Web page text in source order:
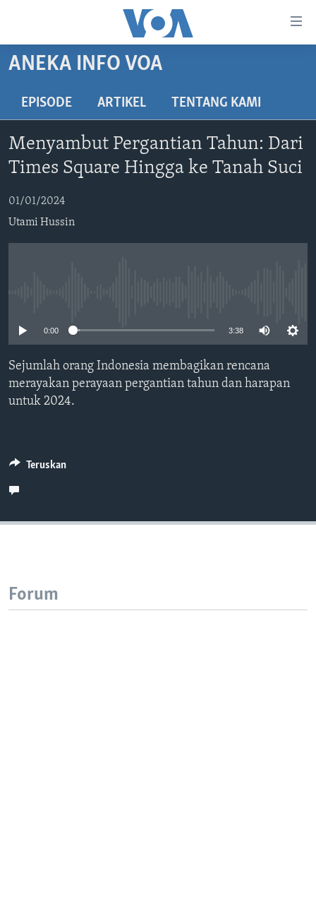
Akses
Utama
Lanjut
ke
Utama
Lanjut
DUNIA
POLYGRAPH
DAFTAR PROGRAM
Learning English
ANEKA INFO VOA
EPISODE ARTIKEL TENTANG KAMI
Menyambut Pergantian Tahun: Dari
Times Square Hingga ke Tanah Suci
01/01/2024
Utami Hussin
0:00 3:38
Sejumlah orang Indonesia membagikan rencana
merayakan perayaan pergantian tahun dan harapan
untuk 2024.
Teruskan
Forum